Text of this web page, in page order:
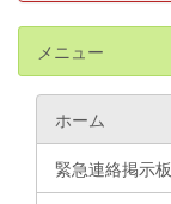
メニュー
ホーム
緊急連絡掲示板